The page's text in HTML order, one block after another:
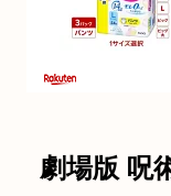
劇場版 呪